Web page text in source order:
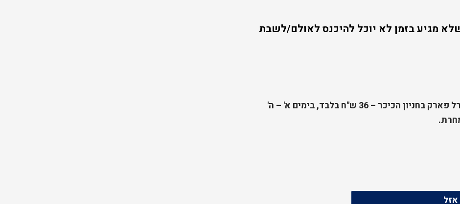
מגיע בזמן לא יוכל להיכנס לאולם/לשבת
מחיר מיוחד למשתמשי אפליקציית סנטרל פארק בחניון הכיכר – 36 ש"ח בלבד, בימים א' – ה'
.